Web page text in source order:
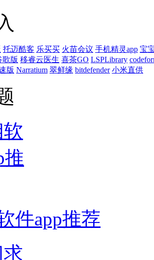
托迈酷客 乐买买 火苗会议 手机精灵app 宝
歌版 移睿云医生 喜茶GO LSPLibrary
版 Narratium 翠鲜缘 bitdefender 小米直供
件app推荐